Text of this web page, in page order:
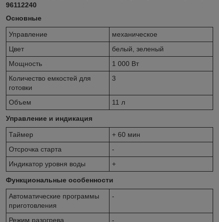
96112240
Основные
Управление
механическое
Цвет
белый, зеленый
Мощность
1 000 Вт
Количество емкостей для
готовки
3
Объем 11 л
Управление и индикация
Таймер
+ 60 мин
Отсрочка старта
-
Индикатор уровня воды
+
Функциональные особенности
Автоматические программы
приготовления
-
Режим разогрева
-